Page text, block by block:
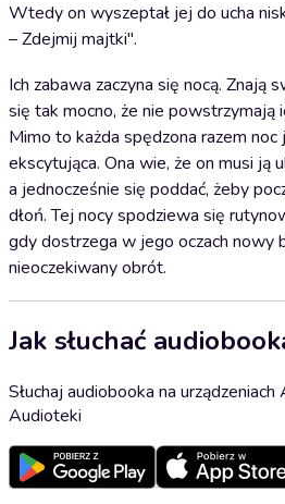
Wtedy on wyszeptał jej do ucha
– Zdejmij majtki".
Ich zabawa zaczyna się nocą. Znają
się tak mocno, że nie powstrzymają
Mimo to każda spędzona razem
ekscytująca. Ona wie, że on musi ją
a jednocześnie się poddać, żeby
dłoń. Tej nocy spodziewa się
gdy dostrzega w jego oczach nowy
nieoczekiwany obrót.
Jak słuchać
Słuchaj audiobooka na
Audioteki